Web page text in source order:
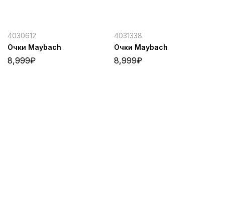
4030612
Очки Maybach
8,999₽
4031338
Очки Maybach
8,999₽